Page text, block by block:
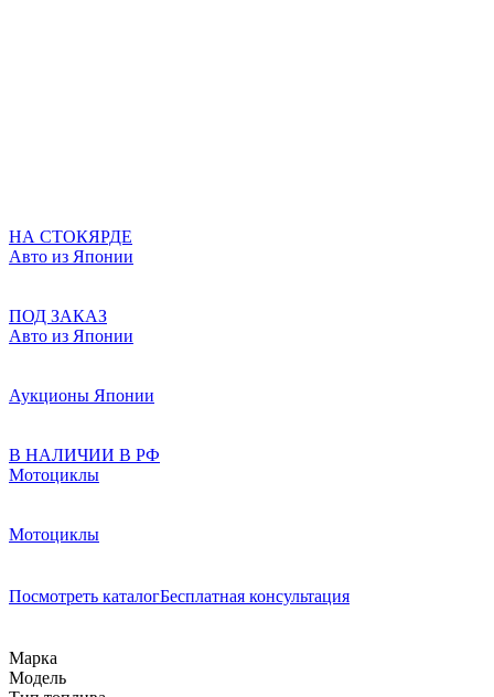
НА СТОКЯРДЕ
Авто из Японии
ПОД ЗАКАЗ
Авто из Японии
Аукционы Японии
В НАЛИЧИИ В РФ
Мотоциклы
Мотоциклы
Посмотреть каталогБесплатная консультация
Марка
Модель